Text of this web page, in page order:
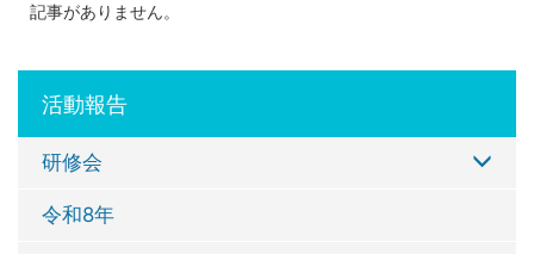
記事がありません。
活動報告
研修会
令和8年